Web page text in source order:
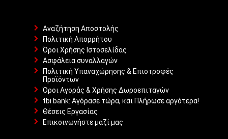
Αναζήτηση Αποστολής
Πολιτική Απορρήτου
Όροι Χρήσης Ιστοσελίδας
Ασφάλεια συναλλαγών
Πολιτική Υπαναχώρησης & Επιστροφές
Προϊόντων
Όροι Αγοράς & Χρήσης Δωροεπιταγών
tbi bank: Αγόρασε τώρα, και Πλήρωσε αργότερα!
Θέσεις Εργασίας
Επικοινωνήστε μαζί μας